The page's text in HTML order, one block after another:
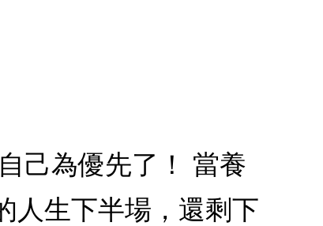
己為優先了！ 當養
人生下半場，還剩下